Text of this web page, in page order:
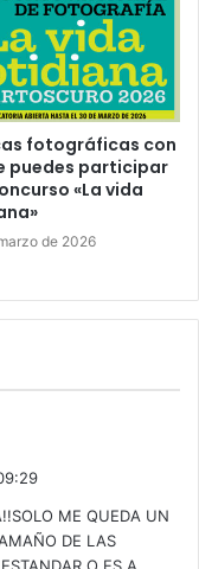
fotográficas con
puedes participar
«La vida
de 2026
ME QUEDA UN
DE LAS